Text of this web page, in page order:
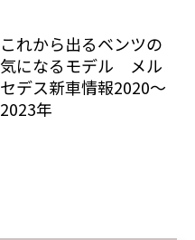
これから出るベンツの
気になるモデル メル
セデス新車情報2020～
2023年